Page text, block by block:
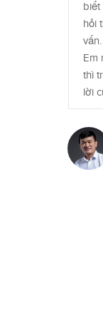
biết
hỏi
vấn.
Em
thì
lời